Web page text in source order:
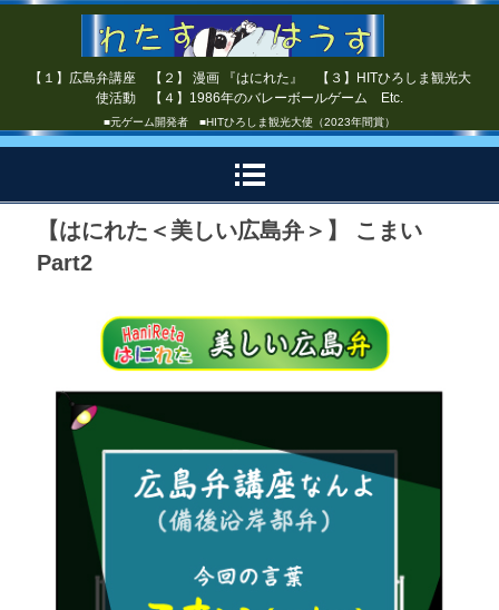
【１】広島弁講座 【２】 漫画 『はにれた』 【３】HITひろしま観光大
使活動 【４】1986年のバレーボールゲーム Etc.
■元ゲーム開発者 ■HITひろしま観光大使（2023年間賞）
【はにれた＜美しい広島弁＞】 こまい
Part2